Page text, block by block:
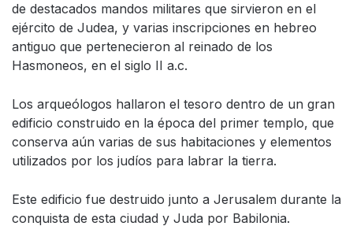
de destacados mandos militares que sirvieron en el
ejército de Judea, y varias inscripciones en hebreo
antiguo que pertenecieron al reinado de los
Hasmoneos, en el siglo II a.c.
Los arqueólogos hallaron el tesoro dentro de un gran
edificio construido en la época del primer templo, que
conserva aún varias de sus habitaciones y elementos
utilizados por los judíos para labrar la tierra.
Este edificio fue destruido junto a Jerusalem durante la
conquista de esta ciudad y Juda por Babilonia.